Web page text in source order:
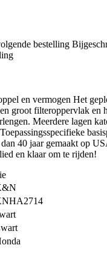
bestelling
en vermogen Het
groot filteroppervlak en
Meerdere lagen
40 jaar gemaakt op
en klaar om te rijden!